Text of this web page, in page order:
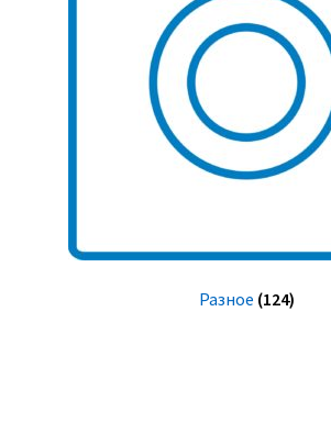
Разное (124)